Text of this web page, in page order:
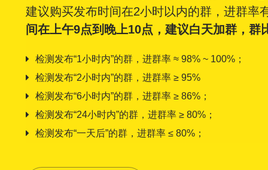
建议购买发布时间在2小时以内的群，进群率
间在上午9点到晚上10点，建议白天加群，群
检测发布“1小时内”的群，进群率 ≈ 98% ~ 100%；
检测发布“2小时内”的群，进群率 ≥ 95%
检测发布“6小时内”的群，进群率 ≥ 86%；
检测发布“24小时内”的群，进群率 ≥ 80%；
检测发布“一天后”的群，进群率 ≤ 80%；